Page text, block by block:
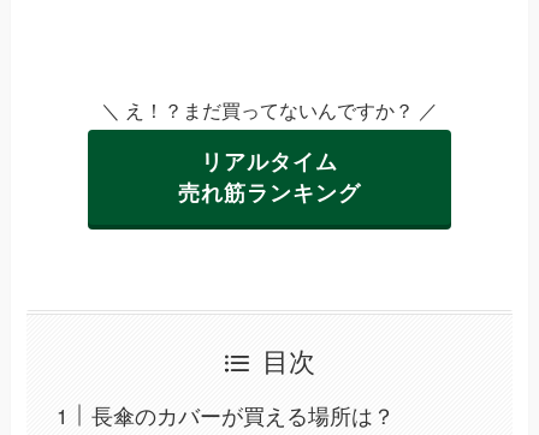
＼ え！？まだ買ってないんですか？ ／
リアルタイム
売れ筋ランキング
目次
長傘のカバーが買える場所は？